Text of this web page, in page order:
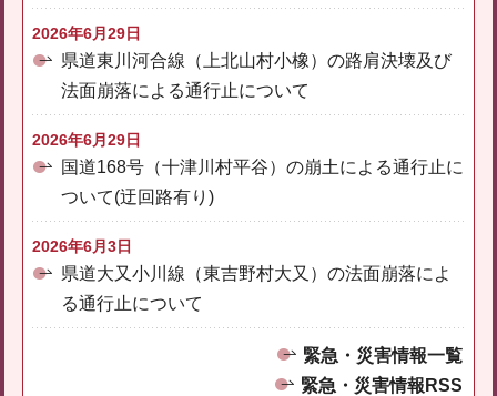
2026年6月29日
県道東川河合線（上北山村小橡）の路肩決壊及び
法面崩落による通行止について
2026年6月29日
国道168号（十津川村平谷）の崩土による通行止に
ついて(迂回路有り)
2026年6月3日
県道大又小川線（東吉野村大又）の法面崩落によ
る通行止について
緊急・災害情報一覧
緊急・災害情報RSS